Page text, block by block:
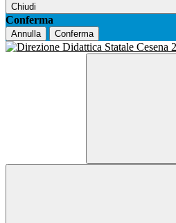
Chiudi
Conferma
Annulla Conferma